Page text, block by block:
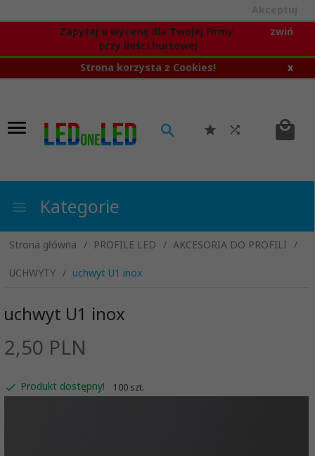
Zapytaj o wycenę dla Twojej Firmy
przy ilości hurtowej
zwiń
Strona korzysta z Cookies! x
Kategorie
Strona główna PROFILE LED AKCESORIA DO PROFILI
UCHWYTY uchwyt U1 inox
uchwyt U1 inox
2,50 PLN
Produkt dostępny! 100 szt.